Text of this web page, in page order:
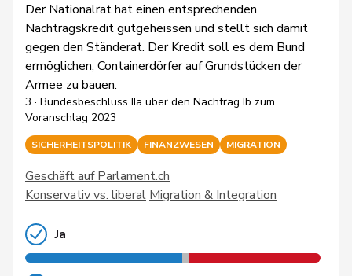
Der Nationalrat hat einen entsprechenden
Nachtragskredit gutgeheissen und stellt sich damit
gegen den Ständerat. Der Kredit soll es dem Bund
ermöglichen, Containerdörfer auf Grundstücken der
Armee zu bauen.
3 · Bundesbeschluss IIa über den Nachtrag Ib zum
Voranschlag 2023
SICHERHEITSPOLITIK FINANZWESEN MIGRATION
Geschäft auf Parlament.ch
Konservativ vs. liberal Migration & Integration
Ja